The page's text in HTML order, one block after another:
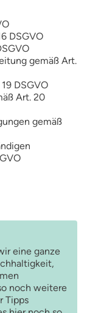
DSGVO
gemäß Art.
DSGVO
Art. 20
gemäß
eine ganze
noch weitere
Tipps